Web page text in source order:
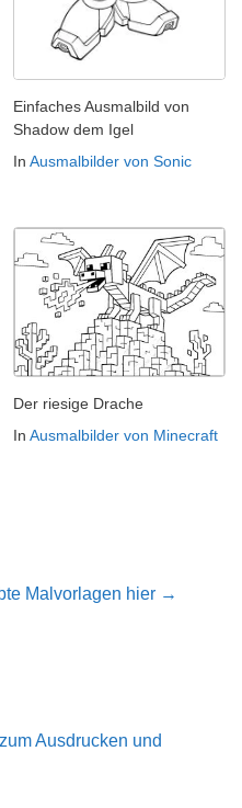
Einfaches Ausmalbild von
Shadow dem Igel
In Ausmalbilder von Sonic
Der riesige Drache
In Ausmalbilder von Minecraft
Malvorlagen hier →
zum Ausdrucken und